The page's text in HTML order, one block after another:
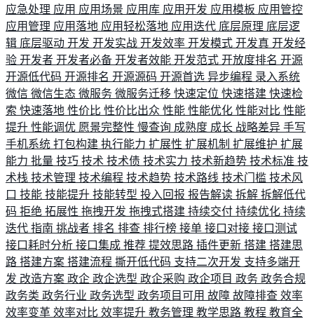
应急处理 应用 应用场景 应用库 应用开发 应用模板 应用管控
应用管理 应用落地 应用轻松落地 应用迭代 底层原理 底层逻
辑 底层驱动 开发 开发实战 开发效率 开发模式 开发真 开发经
验 开发者 开发者必备 开发者效能 开发范式 开放度排名 开源
开源低代码 开源排名 开源源码 开源首选 异步编程 录入系统
微信 微信生态 微服务 微服务迁移 快速定位 快速搭建 快速检
索 快速落地 性价比 性价比出众 性能 性能优化 性能对比 性能
提升 性能调优 愿景完整性 慢查询 成熟度 成长 战略差异 手写
手机系统 打包构建 执行能力 扩展性 扩展机制 扩展维护 扩展
能力 批量 技巧 技术 技术债 技术实力 技术新趋势 技术标准 技
术栈 技术管理 技术编程 技术趋势 技术路线 技术门槛 技术风
口 技能 技能提升 技能转型 投入回报 报告解读 拆解 拆解低代
码 拒绝 拓展性 拖拽开发 拖拽式搭建 持续交付 持续优化 持续
迭代 指南 挑战者 排名 排查 排行榜 接单 接口对接 接口测试
接口耗时分析 接口集成 推荐 提效思路 插件更新 搭建 搭建思
路 搭建方案 搭建流程 撕开低代码 支持二次开发 支持多端开
发 改造方案 政企 政企选型 政企采购 政企项目 政务 政务合规
政务类 政务行业 政务选型 政务项目可用 故障 故障排查 效率
效率变革 效率对比 效率提升 教务管理 教学思路 教程 教育全